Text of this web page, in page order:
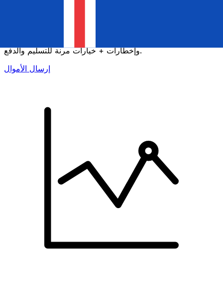
وإخطارات + خيارات مرنة للتسليم والدفع.
إرسال الأموال